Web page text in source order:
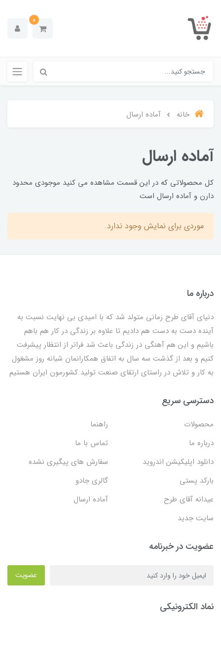
0
خانه آماده ارسال
آماده ارسال
کل محصولاتی که در این قسمت مشاهده می کنید موجودی محدود
دارن و آماده ارسال است
موردی برای نمایش وجود ندارد.
درباره ما
دنیای آقای طرح زمانی متولد شد که با امیدی بی نهایت نسبت به
آینده دست به دست هم دادیم تا علاوه بر زندگی در کار هم باهم
باشیم و این هم آهنگی در زندگی باعث شد فراتر از انتظار پیشرفت
کنیم و بعد از گذشت سه سال به اتفاق همکارانمان شبانه روز مشغول
به کار و تلاش در راستای ارتقای صنعت تولید کشورمون ایران هستیم
دسترسی سریع
محصولات
راهنما
درباره ما
تماس با ما
دانلود اپلیکیشن اندروید
سفارش های پیگیری نشده
بارکد پستی
گالری جادو
عیدانه آقای طرح
آماده ارسال
سایت جدید
عضویت در خبرنامه
عضویت
نماد الکترونیکی